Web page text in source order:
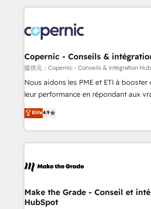
lasts. So if you're ready to become the most trusted
voice in your market, let’s talk.
HubSpot's Global Partner of the Year
worldwide, and with over 15 years in
Huble has built a track record that
One company, one operating model,
across offices and consulting teams in
Canada, Germany, France, Belgium,
South Africa. Certified compliant with ISO/IEC
international offices and 175+
Copernic - Conseils &
提供元：Copernic - Conseils & intégration
Nous aidons les PME et ETI à booster
leur performance en répondant aux
Intégration de HubSpot avec d’autres
téléphonie, etc.) • Alignement des équipes grâce à un
outil et des données partagées • Amélioration de la
collecte et de l’analyse des données
de la productivité des équipes Notre équipe de 30
avec un engagement total, alignant
métiers et technologie, et guidant vos
Elite4.9
Make the Grade - Conseil et
HubSpot